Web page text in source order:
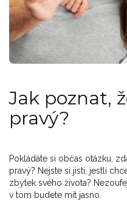
Jak poznat,
pravý?
Pokládáte si občas otázku,
pravý? Nejste si jistí, jestli
zbytek svého života?
v tom budete mít jasno.